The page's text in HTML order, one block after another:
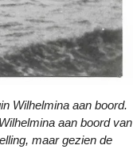
Wilhelmina aan boord.
aan boord van
maar gezien de